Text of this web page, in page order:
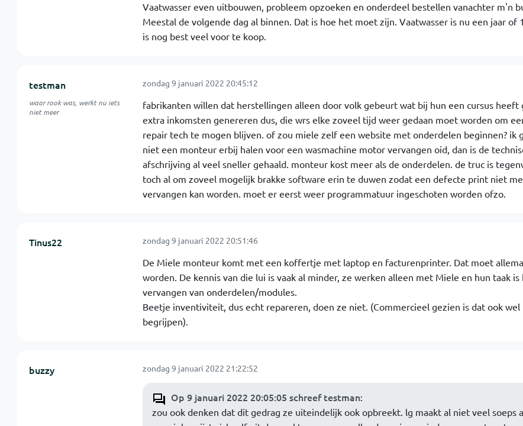
Vaatwasser even uitbouwen, probleem opzoeken en onderdeel bestellen vanachter m'n
Meestal de volgende dag al binnen. Dat is hoe het moet zijn. Vaatwasser is nu een jaar of
is nog best veel voor te koop.
testman
waar rook was, werkt nu iets
niet meer
zondag 9 januari 2022 20:45:12
fabrikanten willen dat herstellingen alleen door volk gebeurt wat bij hun een cursus heeft
extra inkomsten genereren dus, die wrs elke zoveel tijd weer gedaan moet worden om
repair tech te mogen blijven. of zou miele zelf een website met onderdelen beginnen? ik
niet een monteur erbij halen voor een wasmachine motor vervangen oid, dan is de
afschrijving al veel sneller gehaald. monteur kost meer als de onderdelen. de truc is
toch al om zoveel mogelijk brakke software erin te duwen zodat een defecte print niet
vervangen kan worden. moet er eerst weer programmatuur ingeschoten worden ofzo.
Tinus22 zondag 9 januari 2022 20:51:46
De Miele monteur komt met een koffertje met laptop en facturenprinter. Dat moet
worden. De kennis van die lui is vaak al minder, ze werken alleen met Miele en hun taak is
vervangen van onderdelen/modules.
Beetje inventiviteit, dus echt repareren, doen ze niet. (Commercieel gezien is dat ook wel
begrijpen).
buzzy zondag 9 januari 2022 21:22:52
Op 9 januari 2022 20:05:05 schreef testman:
zou ook denken dat dit gedrag ze uiteindelijk ook opbreekt. lg maakt al niet veel soeps